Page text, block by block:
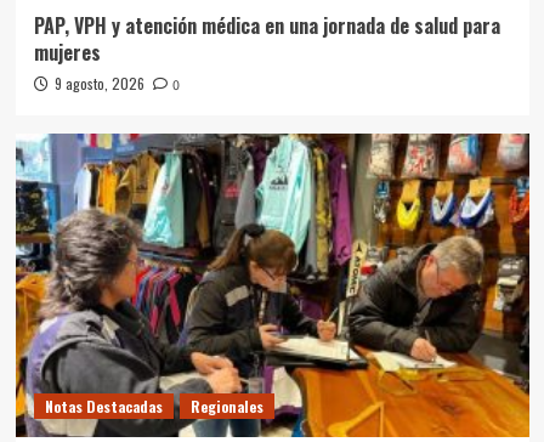
PAP, VPH y atención médica en una jornada de salud para
mujeres
9 agosto, 2026 0
Notas Destacadas Regionales